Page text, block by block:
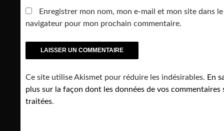
Enregistrer mon nom, mon e-mail et mon site dans le
navigateur pour mon prochain commentaire.
Ce site utilise Akismet pour réduire les indésirables. En
plus sur la façon dont les données de vos commentaires
traitées.